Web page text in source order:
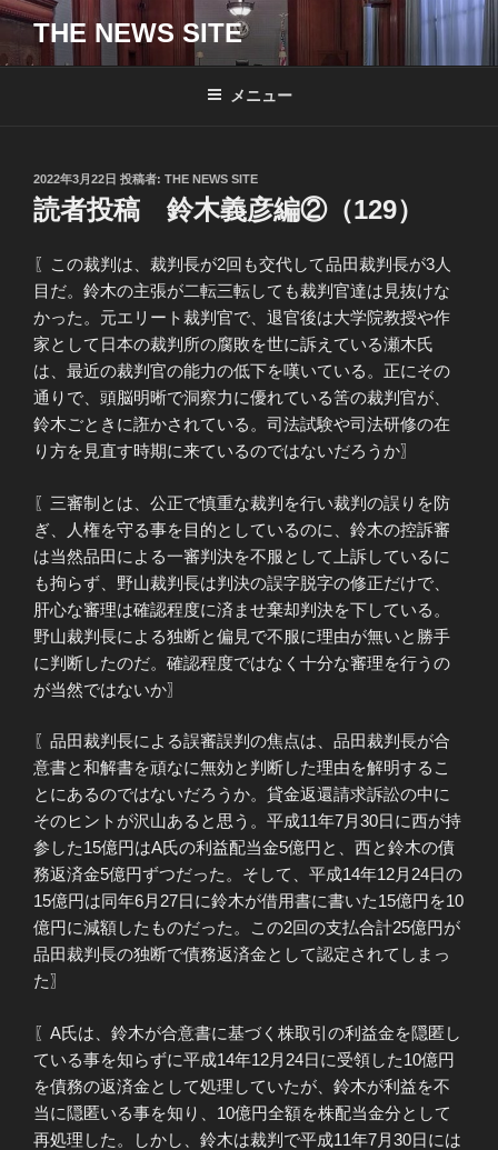
コ
テ
THE NEWS SITE
メニュー
投
稿
日:
2022年3月22日 投稿者: THE NEWS SITE
読者投稿 鈴木義彦編②（129）
〖この裁判は、裁判長が2回も交代して品田裁判長が3人
目だ。鈴木の主張が二転三転しても裁判官達は見抜けな
かった。元エリート裁判官で、退官後は大学院教授や作
家として日本の裁判所の腐敗を世に訴えている瀬木氏
は、最近の裁判官の能力の低下を嘆いている。正にその
通りで、頭脳明晰で洞察力に優れている筈の裁判官が、
鈴木ごときに誑かされている。司法試験や司法研修の在
り方を見直す時期に来ているのではないだろうか〗
〖三審制とは、公正で慎重な裁判を行い裁判の誤りを防
ぎ、人権を守る事を目的としているのに、鈴木の控訴審
は当然品田による一審判決を不服として上訴しているに
も拘らず、野山裁判長は判決の誤字脱字の修正だけで、
肝心な審理は確認程度に済ませ棄却判決を下している。
野山裁判長による独断と偏見で不服に理由が無いと勝手
に判断したのだ。確認程度ではなく十分な審理を行うの
が当然ではないか〗
〖品田裁判長による誤審誤判の焦点は、品田裁判長が合
意書と和解書を頑なに無効と判断した理由を解明するこ
とにあるのではないだろうか。貸金返還請求訴訟の中に
そのヒントが沢山あると思う。平成11年7月30日に西が持
参した15億円はA氏の利益配当金5億円と、西と鈴木の債
務返済金5億円ずつだった。そして、平成14年12月24日の
15億円は同年6月27日に鈴木が借用書に書いた15億円を10
億円に減額したものだった。この2回の支払合計25億円が
品田裁判長の独断で債務返済金として認定されてしまっ
た〗
〖A氏は、鈴木が合意書に基づく株取引の利益金を隠匿し
ている事を知らずに平成14年12月24日に受領した10億円
を債務の返済金として処理していたが、鈴木が利益を不
当に隠匿いる事を知り、10億円全額を株配当金分として
再処理した。しかし、鈴木は裁判で平成11年7月30日には